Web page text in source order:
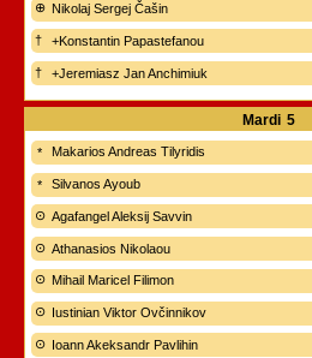
Nikolaj Sergej Čašin
+Konstantin Papastefanou
+Jeremiasz Jan Anchimiuk
Mardi 5
Makarios Andreas Tilyridis
Silvanos Ayoub
Agafangel Aleksij Savvin
Athanasios Nikolaou
Mihail Maricel Filimon
Iustinian Viktor Ovčinnikov
Ioann Akeksandr Pavlihin